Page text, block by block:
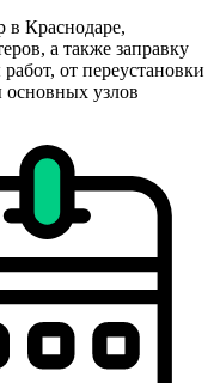
Краснодаре,
а также заправку
от переустановки
основных узлов